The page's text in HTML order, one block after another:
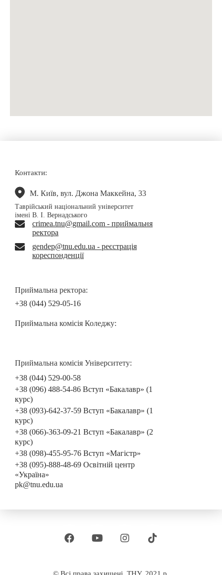
Контакти:
М. Київ, вул. Джона Маккейна, 33
Таврійський національний університет
імені В. І. Вернадського
crimea.tnu@gmail.com - приймальня
ректора
gendep@tnu.edu.ua - реєстрація
кореспонденції
Приймальна ректора:
+38 (044) 529-05-16
Приймальна комісія Коледжу:
Приймальна комісія Університету:
+38 (044) 529-00-58
+38 (096) 488-54-86 Вступ «Бакалавр» (1
курс)
+38 (093)-642-37-59 Вступ «Бакалавр» (1
курс)
+38 (066)-363-09-21 Вступ «Бакалавр» (2
курс)
+38 (098)-455-95-76 Вступ «Магістр»
+38 (095)-888-48-69 Освітній центр
«Україна»
pk@tnu.edu.ua